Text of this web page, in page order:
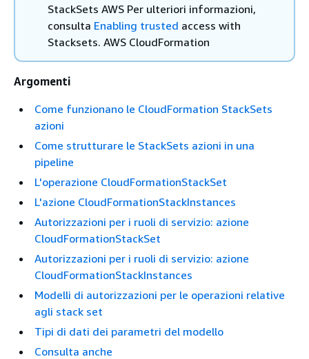
StackSets AWS Per ulteriori informazioni,
consulta Enabling trusted access with
Stacksets. AWS CloudFormation
Argomenti
Come funzionano le CloudFormation StackSets
azioni
Come strutturare le StackSets azioni in una
pipeline
L'operazione CloudFormationStackSet
L'azione CloudFormationStackInstances
Autorizzazioni per i ruoli di servizio: azione
CloudFormationStackSet
Autorizzazioni per i ruoli di servizio: azione
CloudFormationStackInstances
Modelli di autorizzazioni per le operazioni relative
agli stack set
Tipi di dati dei parametri del modello
Consulta anche